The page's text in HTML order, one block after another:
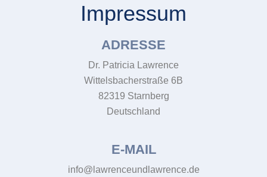
Impressum
ADRESSE
Dr. Patricia Lawrence
Wittelsbacherstraße 6B
82319 Starnberg
Deutschland
E-MAIL
info@lawrenceundlawrence.de